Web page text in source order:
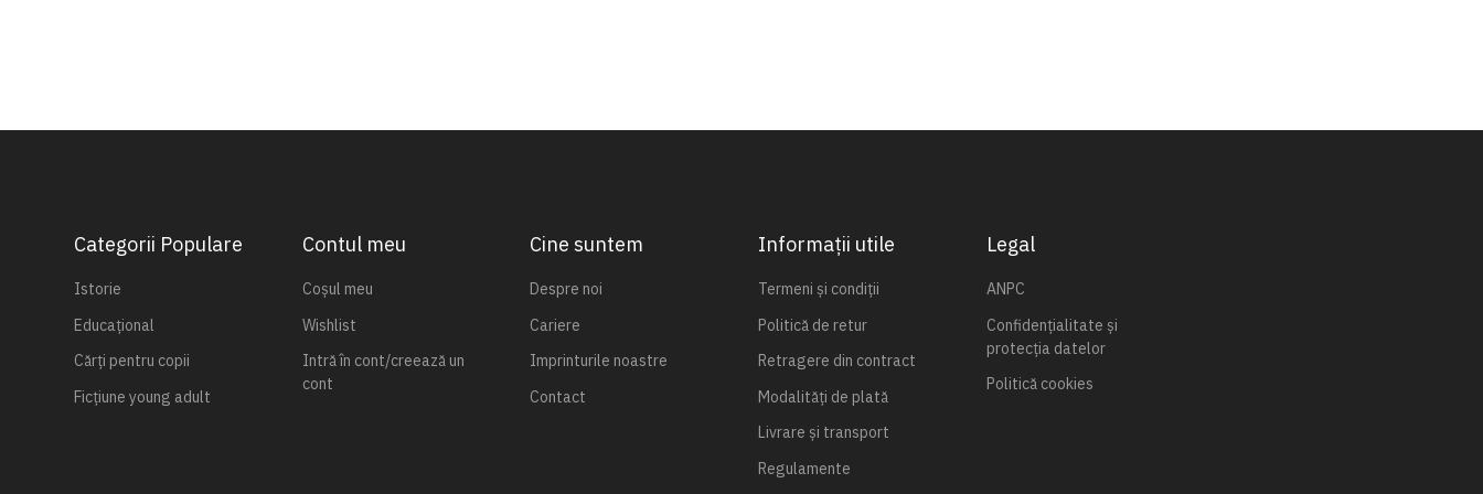
Categorii Populare
Istorie
Educațional
Cărți pentru copii
Ficțiune young adult
Contul meu
Coșul meu
Wishlist
Intră în cont/creează un
cont
Cine suntem
Despre noi
Cariere
Imprinturile noastre
Contact
Informații utile
Termeni și condiții
Politică de retur
Retragere din contract
Modalități de plată
Livrare și transport
Regulamente
Legal
ANPC
Confidențialitate și
protecția datelor
Politică cookies